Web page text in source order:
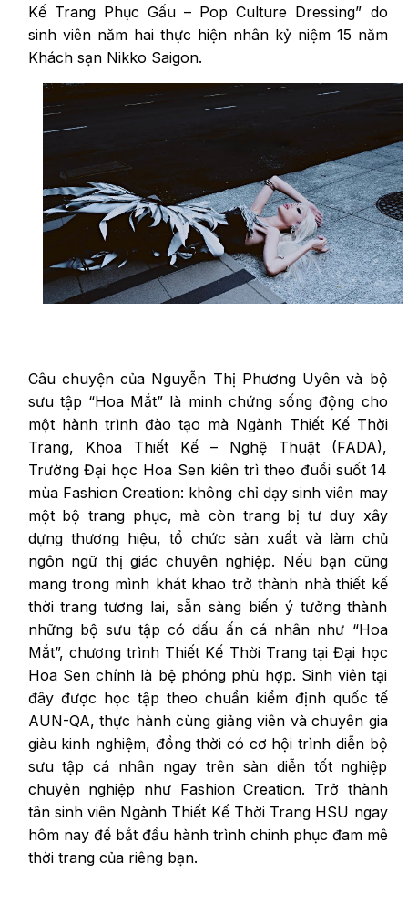
Kế Trang Phục Gấu – Pop Culture Dressing” do
sinh viên năm hai thực hiện nhân kỷ niệm 15 năm
Khách sạn Nikko Saigon.
Câu chuyện của Nguyễn Thị Phương Uyên và bộ
sưu tập “Hoa Mắt” là minh chứng sống động cho
một hành trình đào tạo mà Ngành Thiết Kế Thời
Trang, Khoa Thiết Kế – Nghệ Thuật (FADA),
Trường Đại học Hoa Sen kiên trì theo đuổi suốt 14
mùa Fashion Creation: không chỉ dạy sinh viên may
một bộ trang phục, mà còn trang bị tư duy xây
dựng thương hiệu, tổ chức sản xuất và làm chủ
ngôn ngữ thị giác chuyên nghiệp. Nếu bạn cũng
mang trong mình khát khao trở thành nhà thiết kế
thời trang tương lai, sẵn sàng biến ý tưởng thành
những bộ sưu tập có dấu ấn cá nhân như “Hoa
Mắt”, chương trình Thiết Kế Thời Trang tại Đại học
Hoa Sen chính là bệ phóng phù hợp. Sinh viên tại
đây được học tập theo chuẩn kiểm định quốc tế
AUN-QA, thực hành cùng giảng viên và chuyên gia
giàu kinh nghiệm, đồng thời có cơ hội trình diễn bộ
sưu tập cá nhân ngay trên sàn diễn tốt nghiệp
chuyên nghiệp như Fashion Creation. Trở thành
tân sinh viên Ngành Thiết Kế Thời Trang HSU ngay
hôm nay để bắt đầu hành trình chinh phục đam mê
thời trang của riêng bạn.